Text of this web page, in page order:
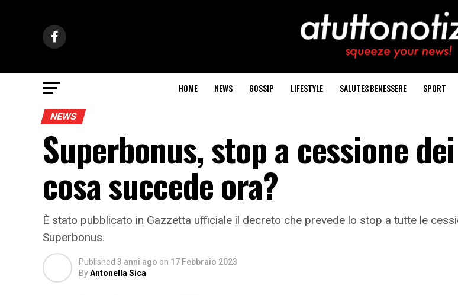
HOME NEWS GOSSIP LIFESTYLE SALUTE&BENESSERE SPORT
NEWS
Superbonus, stop a cessione
cosa succede ora?
È stato pubblicato in Gazzetta ufficiale il decreto che prevede lo stop a tutte le
Superbonus.
Published 3 anni ago on 17 Febbraio 2023
ByAntonella Sica